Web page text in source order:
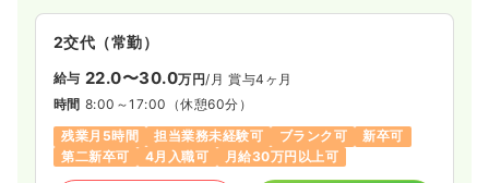
2交代（常勤）
給与 22.0〜30.0万円/月 賞与4ヶ月
時間 8:00～17:00 （休憩60分）
残業月5時間
担当業務未経験可 ブランク可
新卒可
第二新卒可
4月入職可 月給30万円以上可